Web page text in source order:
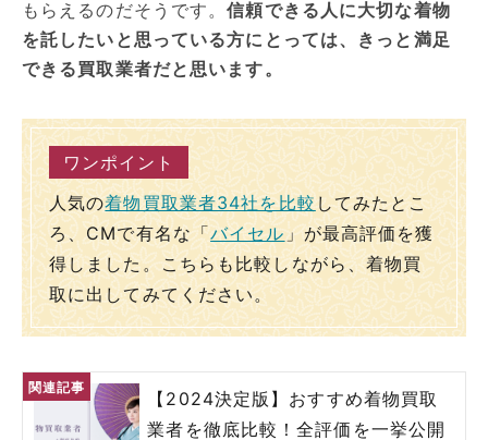
もらえるのだそうです。信頼できる人に大切な着物
を託したいと思っている方にとっては、きっと満足
できる買取業者だと思います。
人気の着物買取業者34社を比較 してみたとこ
ろ、CMで有名な「バイセル 」が最高評価を獲
得しました。こちらも比較しながら、着物買
取に出してみてください。
【2024決定版】おすすめ着物買取
業者を徹底比較！全評価を一挙公開